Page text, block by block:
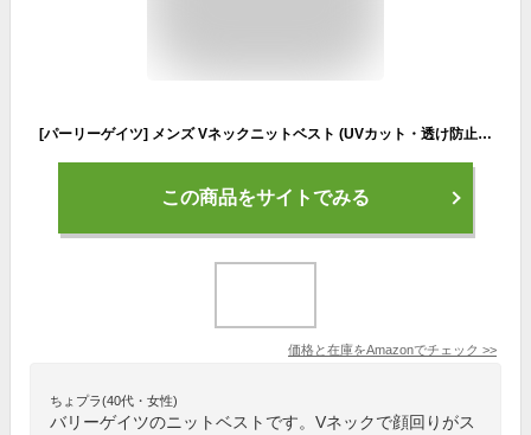
[パーリーゲイツ] メンズ Vネックニットベスト (UVカット・透け防止・遮熱) / ゴルフ / 053-3173201 030_ホワイト 5 [L]
この商品をサイトでみる
価格と在庫をAmazonでチェック >>
ちょプラ(40代・女性)
バリーゲイツのニットベストです。Vネックで顔回りがス